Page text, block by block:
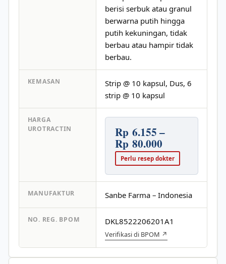
berisi serbuk atau granul
berwarna putih hingga
putih kekuningan, tidak
berbau atau hampir tidak
berbau.
KEMASAN
Strip @ 10 kapsul, Dus, 6
strip @ 10 kapsul
HARGA
UROTRACTIN
Rp 6.155 –
Rp 80.000
Perlu resep dokter
MANUFAKTUR Sanbe Farma – Indonesia
NO. REG. BPOM DKL8522206201A1
Verifikasi di BPOM ↗